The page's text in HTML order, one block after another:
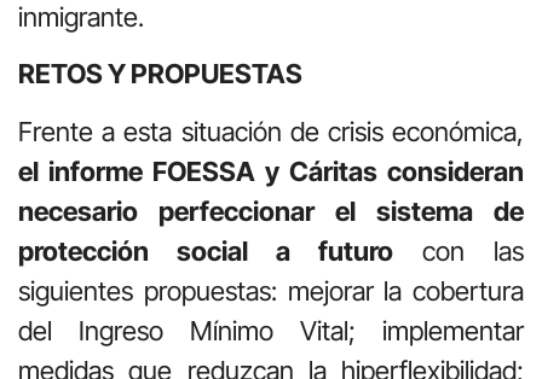
inmigrante.
RETOS Y PROPUESTAS
Frente a esta situación de crisis económica,
el informe FOESSA y Cáritas consideran
necesario perfeccionar el sistema de
protección social a futuro con las
siguientes propuestas: mejorar la cobertura
del Ingreso Mínimo Vital; implementar
medidas que reduzcan la hiperflexibilidad;